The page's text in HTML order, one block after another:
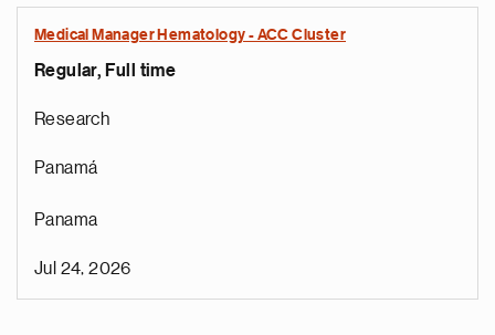
Medical Manager Hematology - ACC Cluster
Regular, Full time
Research
Panamá
Panama
Jul 24, 2026